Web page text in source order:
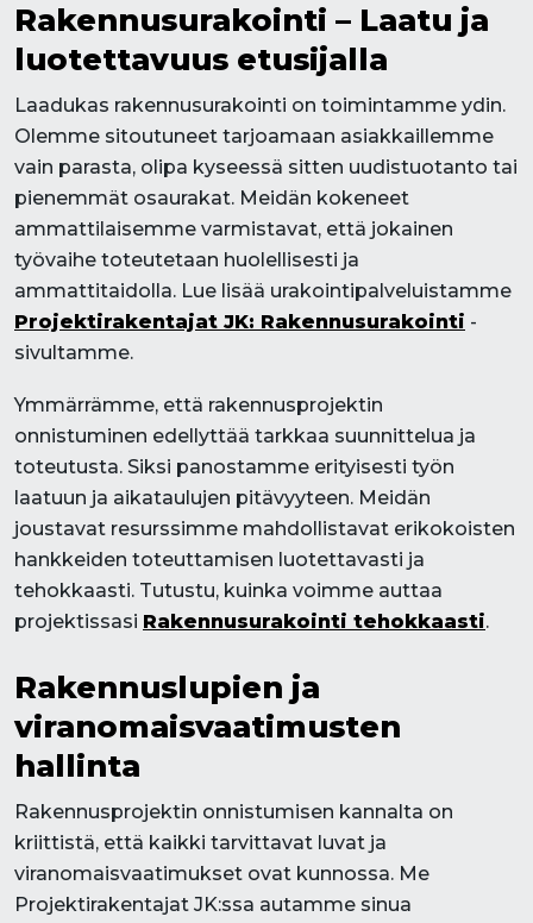
Rakennusurakointi – Laatu ja
luotettavuus etusijalla
Laadukas rakennusurakointi on toimintamme ydin.
Olemme sitoutuneet tarjoamaan asiakkaillemme
vain parasta, olipa kyseessä sitten uudistuotanto tai
pienemmät osaurakat. Meidän kokeneet
ammattilaisemme varmistavat, että jokainen
työvaihe toteutetaan huolellisesti ja
ammattitaidolla. Lue lisää urakointipalveluistamme
Projektirakentajat JK: Rakennusurakointi -
sivultamme.
Ymmärrämme, että rakennusprojektin
onnistuminen edellyttää tarkkaa suunnittelua ja
toteutusta. Siksi panostamme erityisesti työn
laatuun ja aikataulujen pitävyyteen. Meidän
joustavat resurssimme mahdollistavat erikokoisten
hankkeiden toteuttamisen luotettavasti ja
tehokkaasti. Tutustu, kuinka voimme auttaa
projektissasi Rakennusurakointi tehokkaasti.
Rakennuslupien ja
viranomaisvaatimusten
hallinta
Rakennusprojektin onnistumisen kannalta on
kriittistä, että kaikki tarvittavat luvat ja
viranomaisvaatimukset ovat kunnossa. Me
Projektirakentajat JK:ssa autamme sinua